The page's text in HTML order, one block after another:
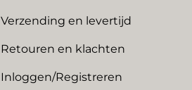
Verzending en levertijd
Retouren en klachten
Inloggen/Registreren